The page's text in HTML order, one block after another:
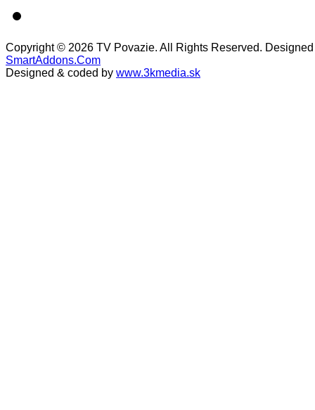
Copyright © 2026 TV Povazie. All Rights Reserved.
SmartAddons.Com
Designed & coded by www.3kmedia.sk